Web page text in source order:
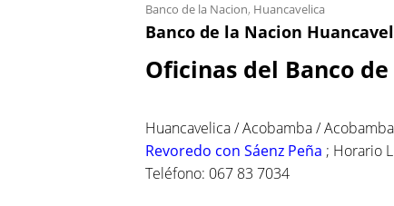
Banco de la Nacion, Huancavelica
Banco de la Nacion
Oficinas del Banco
Huancavelica / Acobamba /
Revoredo con Sáenz Peña ; Horario
Teléfono: 067 83 7034